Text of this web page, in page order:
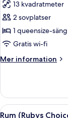
foton
för
Rum
(Rubys
Choice)
13 kvadratmeter
2 sovplatser
1 queensize-säng
Gratis wi-fi
Mer information
Mer
(Rubys
Choice)
Öppna
6
Rum (Rubys